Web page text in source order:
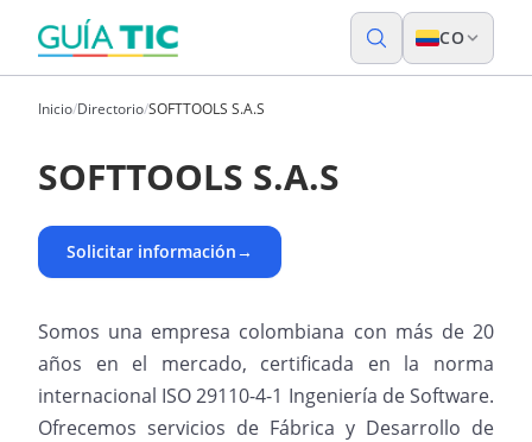
CO
Inicio/Directorio/SOFTTOOLS S.A.S
SOFTTOOLS S.A.S
Solicitar información→
Somos una empresa colombiana con más de 20
años en el mercado, certificada en la norma
internacional ISO 29110-4-1 Ingeniería de Software.
Ofrecemos servicios de Fábrica y Desarrollo de